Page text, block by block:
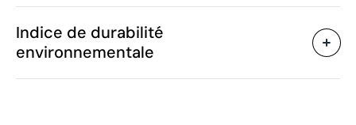
Poids
Matière
340 ml
Indice de durabilité
environnementale